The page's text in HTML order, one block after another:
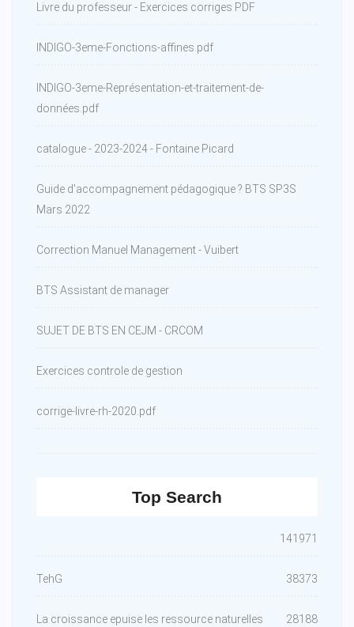
Livre du professeur - Exercices corriges PDF
INDIGO-3eme-Fonctions-affines.pdf
INDIGO-3eme-Représentation-et-traitement-de-
données.pdf
catalogue - 2023-2024 - Fontaine Picard
Guide d'accompagnement pédagogique ? BTS SP3S
Mars 2022
Correction Manuel Management - Vuibert
BTS Assistant de manager
SUJET DE BTS EN CEJM - CRCOM
Exercices controle de gestion
corrige-livre-rh-2020.pdf
Top Search
141971
TehG 38373
La croissance epuise les ressource naturelles 28188